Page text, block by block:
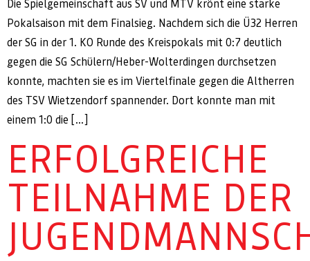
Die Spielgemeinschaft aus SV und MTV krönt eine starke
Pokalsaison mit dem Finalsieg. Nachdem sich die Ü32 Herren
der SG in der 1. KO Runde des Kreispokals mit 0:7 deutlich
gegen die SG Schülern/Heber-Wolterdingen durchsetzen
konnte, machten sie es im Viertelfinale gegen die Altherren
des TSV Wietzendorf spannender. Dort konnte man mit
einem 1:0 die […]
ERFOLGREICHE
TEILNAHME DER